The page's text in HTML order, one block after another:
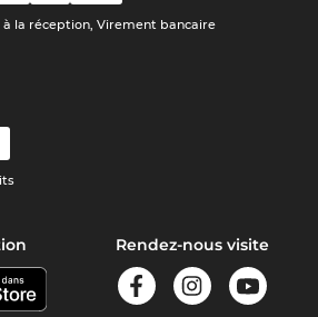
la réception, Virement bancaire
Rendez-nous visite